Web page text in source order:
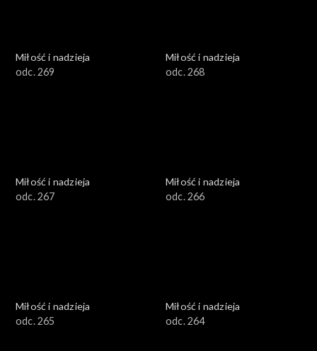
Miłość i nadzieja
odc. 269
Miłość i nadzieja
odc. 268
Miłość i nadzieja
odc. 267
Miłość i nadzieja
odc. 266
Miłość i nadzieja
odc. 265
Miłość i nadzieja
odc. 264